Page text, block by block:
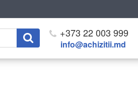
+373 22 003 999
info@achizitii.md